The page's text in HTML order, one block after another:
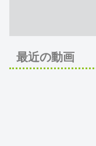
最近の動画